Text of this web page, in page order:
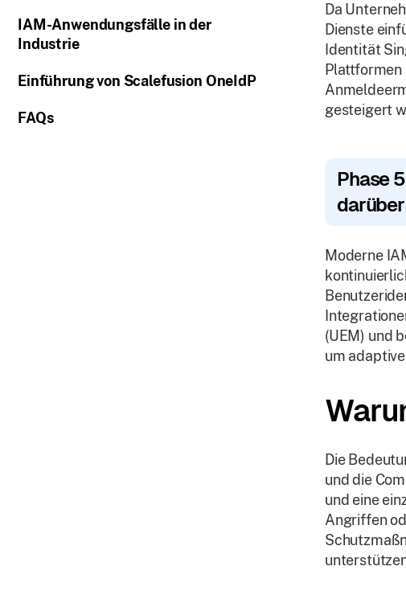
IAM-Anwendungsfälle in der
Industrie
Einführung von Scalefusion OneIdP
FAQs
Da
Dienste
Identität
Plattformen
gesteigert
Phase
Moderne
(UEM) und
um
Die
und die
und eine
Angriffen